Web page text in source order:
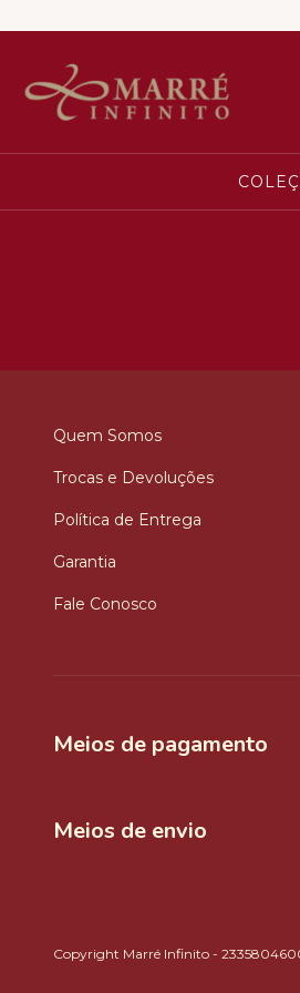
Quem Somos
Trocas e Devoluções
Política de Entrega
Garantia
Fale Conosco
Meios de pagamento
Meios de envio
Copyright Marré Infinito -